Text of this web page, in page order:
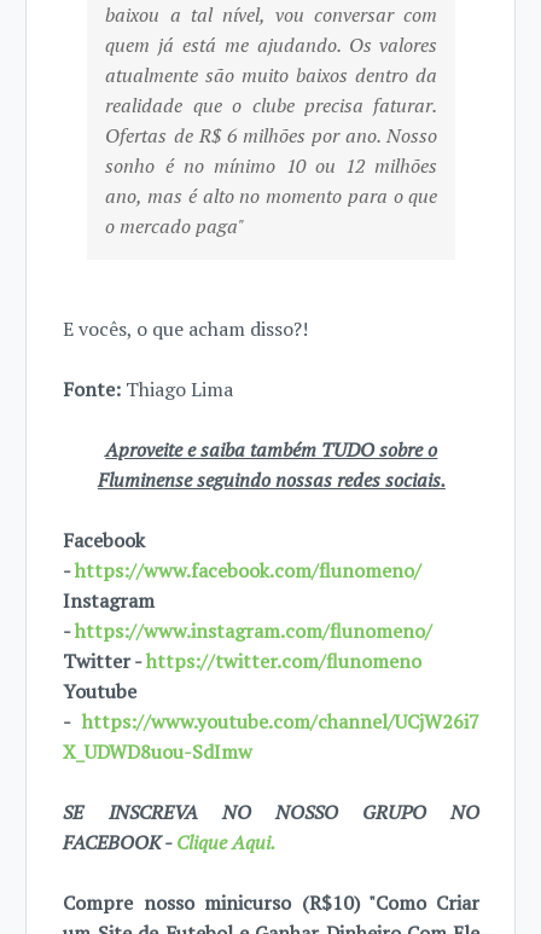
baixou a tal nível, vou conversar com
quem já está me ajudando. Os valores
atualmente são muito baixos dentro da
realidade que o clube precisa faturar.
Ofertas de R$ 6 milhões por ano. Nosso
sonho é no mínimo 10 ou 12 milhões
ano, mas é alto no momento para o que
o mercado paga"
E vocês, o que acham disso?!
Fonte: Thiago Lima
Aproveite e saiba também TUDO sobre o
Fluminense seguindo nossas redes sociais.
Facebook
-https://www.facebook.com/flunomeno/
Instagram
-https://www.instagram.com/flunomeno/
Twitter -https://twitter.com/flunomeno
Youtube
-https://www.youtube.com/channel/UCjW26i7
X_UDWD8uou-SdImw
SE INSCREVA NO NOSSO GRUPO NO
FACEBOOK -Clique Aqui.
Compre nosso minicurso (R$10) "Como Criar